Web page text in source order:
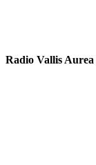
Radio Vallis Aurea